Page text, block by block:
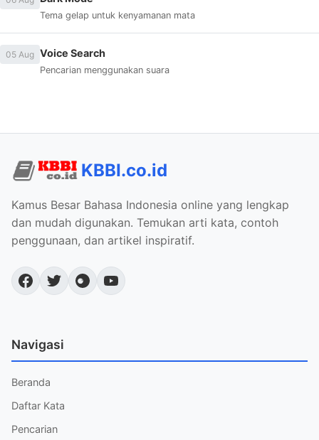
Tema gelap untuk kenyamanan mata
05 Aug Voice Search
Pencarian menggunakan suara
KBBI.co.id
Kamus Besar Bahasa Indonesia online yang lengkap
dan mudah digunakan. Temukan arti kata, contoh
penggunaan, dan artikel inspiratif.
Navigasi
Beranda
Daftar Kata
Pencarian